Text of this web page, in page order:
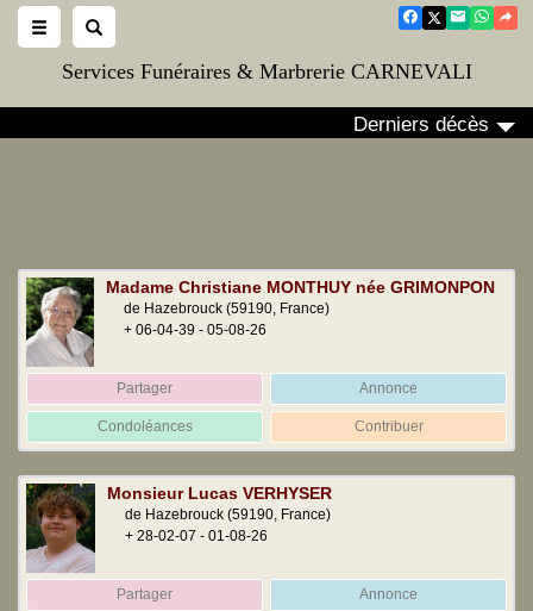
Services Funéraires & Marbrerie CARNEVALI
Derniers décès
Madame Christiane MONTHUY née GRIMONPON
de Hazebrouck (59190, France)
+ 06-04-39 - 05-08-26
Partager Annonce
Condoléances Contribuer
Monsieur Lucas VERHYSER
de Hazebrouck (59190, France)
+ 28-02-07 - 01-08-26
Partager Annonce